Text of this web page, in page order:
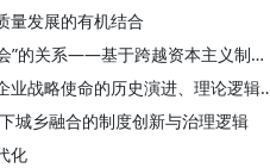
量发展的有机结合
李健：论“两个必然”与“两个决不会”的关系——基于跨越资本主义制度“卡夫丁峡谷”设想的反思
张弛：中国式现代化视域下国有
城乡融合的制度创新与治理逻辑
化